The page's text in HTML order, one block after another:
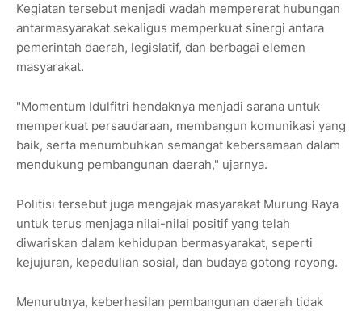
Kegiatan tersebut menjadi wadah mempererat hubungan
antarmasyarakat sekaligus memperkuat sinergi antara
pemerintah daerah, legislatif, dan berbagai elemen
masyarakat.
"Momentum Idulfitri hendaknya menjadi sarana untuk
memperkuat persaudaraan, membangun komunikasi yang
baik, serta menumbuhkan semangat kebersamaan dalam
mendukung pembangunan daerah," ujarnya.
Politisi tersebut juga mengajak masyarakat Murung Raya
untuk terus menjaga nilai-nilai positif yang telah
diwariskan dalam kehidupan bermasyarakat, seperti
kejujuran, kepedulian sosial, dan budaya gotong royong.
Menurutnya, keberhasilan pembangunan daerah tidak